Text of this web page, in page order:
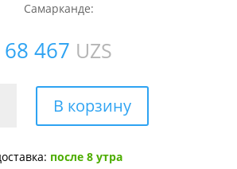
Самарканде:
68 467 UZS
В корзину
после 8 утра